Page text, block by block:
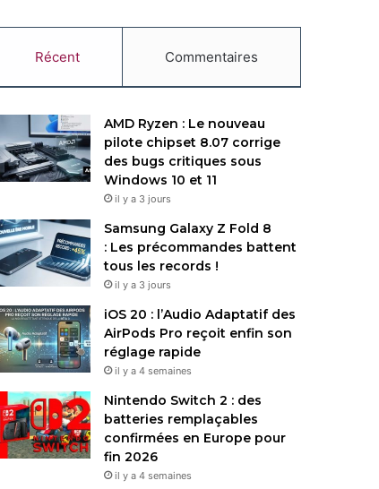
Récent Commentaires
AMD Ryzen : Le nouveau
pilote chipset 8.07 corrige
des bugs critiques sous
Windows 10 et 11
il y a 3 jours
Samsung Galaxy Z Fold 8
: Les précommandes battent
tous les records !
il y a 3 jours
iOS 20 : l’Audio Adaptatif des
AirPods Pro reçoit enfin son
réglage rapide
il y a 4 semaines
Nintendo Switch 2 : des
batteries remplaçables
confirmées en Europe pour
fin 2026
il y a 4 semaines